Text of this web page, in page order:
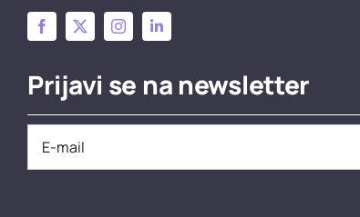
Prijavi se na newsletter